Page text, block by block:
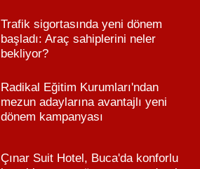
Trafik sigortasında yeni dönem
başladı: Araç sahiplerini neler
bekliyor?
Radikal Eğitim Kurumları'ndan
mezun adaylarına avantajlı yeni
dönem kampanyası
Çınar Suit Hotel, Buca'da konforlu